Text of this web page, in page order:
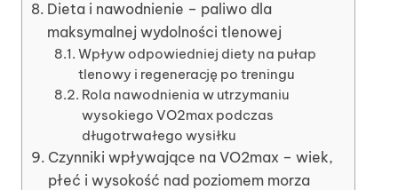
Dieta i nawodnienie – paliwo dla
maksymalnej wydolności tlenowej
Wpływ odpowiedniej diety na pułap
tlenowy i regenerację po treningu
Rola nawodnienia w utrzymaniu
wysokiego VO2max podczas
długotrwałego wysiłku
Czynniki wpływające na VO2max – wiek,
płeć i wysokość nad poziomem morza